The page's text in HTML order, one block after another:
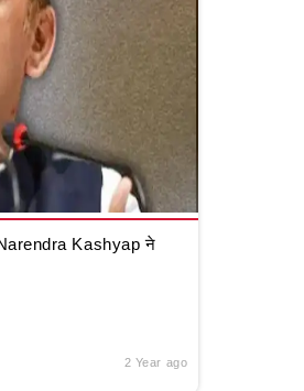
Narendra Kashyap ने
2 Year ago